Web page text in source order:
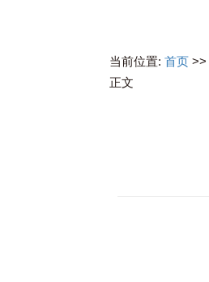
当前位置: 首页 >>
正文